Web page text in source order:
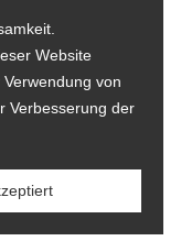
Website
von
Verbesserung der